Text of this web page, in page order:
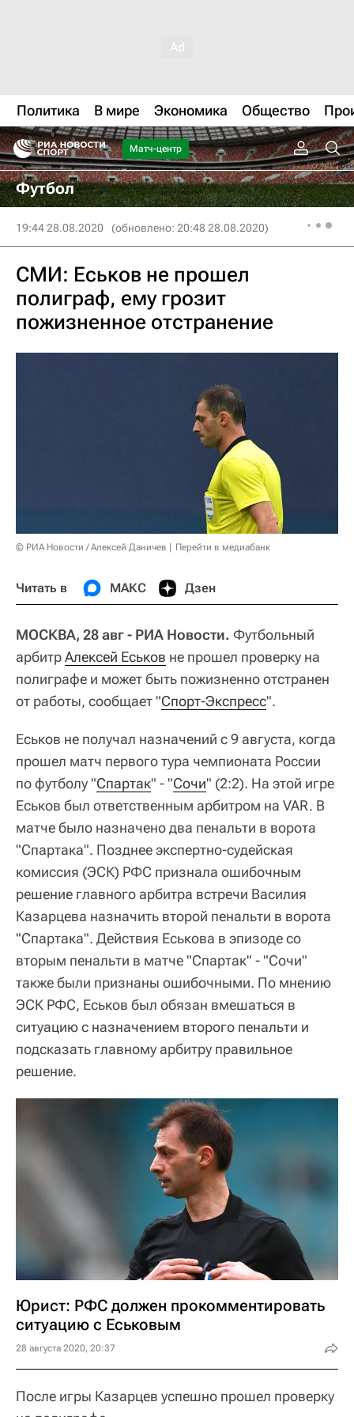
Политика В мире Экономика Общество
Матч-центр
Футбол
19:44 28.08.2020 (обновлено: 20:48 28.08.2020)
СМИ: Еськов не прошел
полиграф, ему грозит
пожизненное отстранение
© РИА Новости / Алексей Даничев Перейти в медиабанк
Читать в МАКС Дзен
МОСКВА, 28 авг - РИА Новости. Футбольный
арбитрАлексей Еськов не прошел проверку на
полиграфе и может быть пожизненно отстранен
от работы, сообщает "Спорт-Экспресс".
Еськов не получал назначений с 9 августа, когда
прошел матч первого тура чемпионата России
по футболу "Спартак" - "Сочи" (2:2). На этой игре
Еськов был ответственным арбитром на VAR. В
матче было назначено два пенальти в ворота
"Спартака". Позднее экспертно-судейская
комиссия (ЭСК) РФС признала ошибочным
решение главного арбитра встречи Василия
Казарцева назначить второй пенальти в ворота
"Спартака". Действия Еськова в эпизоде со
вторым пенальти в матче "Спартак" - "Сочи"
также были признаны ошибочными. По мнению
ЭСК РФС, Еськов был обязан вмешаться в
ситуацию с назначением второго пенальти и
подсказать главному арбитру правильное
решение.
Юрист: РФС должен прокомментировать
ситуацию с Еськовым
28 августа 2020, 20:37
После игры Казарцев успешно прошел проверку